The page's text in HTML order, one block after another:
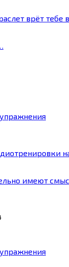
врёт тебе
имеют